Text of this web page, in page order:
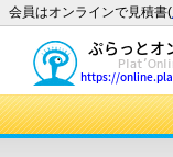
会員はオンラインで見積書(